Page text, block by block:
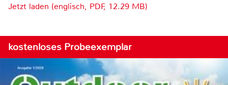
Jetzt laden (englisch, PDF, 12.29 MB)
kostenloses Probeexemplar